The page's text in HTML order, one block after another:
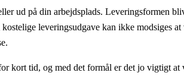
ud på din arbejdsplads. Leveringsformen
leveringsudgave kan ikke modsiges at
kort tid, og med det formål er det jo vigtigt at